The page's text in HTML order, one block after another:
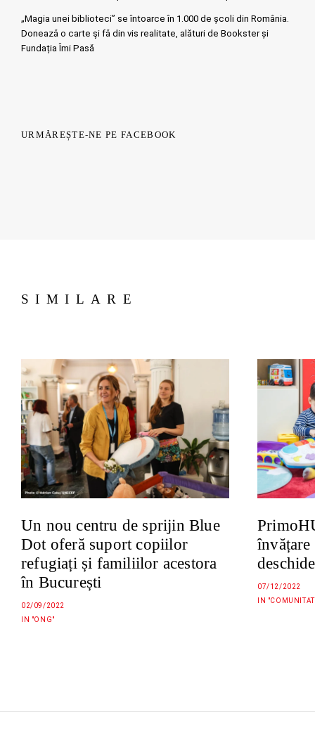
„Magia unei biblioteci” se întoarce în 1.000 de școli din România.
Doneazǎ o carte şi fǎ din vis realitate, alături de Bookster și
Fundația Îmi Pasă
URMĂREȘTE-NE PE FACEBOOK
SIMILARE
Un nou centru de sprijin Blue
Dot oferă suport copiilor
refugiați și familiilor acestora
în București
02/09/2022
IN "ONG"
07/12/2022
IN